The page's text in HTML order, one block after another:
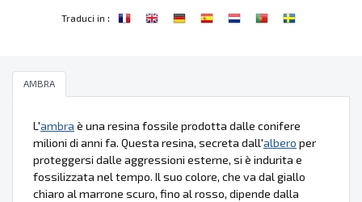
Traduci in :
AMBRA
L'ambra è una resina fossile prodotta dalle conifere
milioni di anni fa. Questa resina, secreta dall'albero per
proteggersi dalle aggressioni esterne, si è indurita e
fossilizzata nel tempo. Il suo colore, che va dal giallo
chiaro al marrone scuro, fino al rosso, dipende dalla